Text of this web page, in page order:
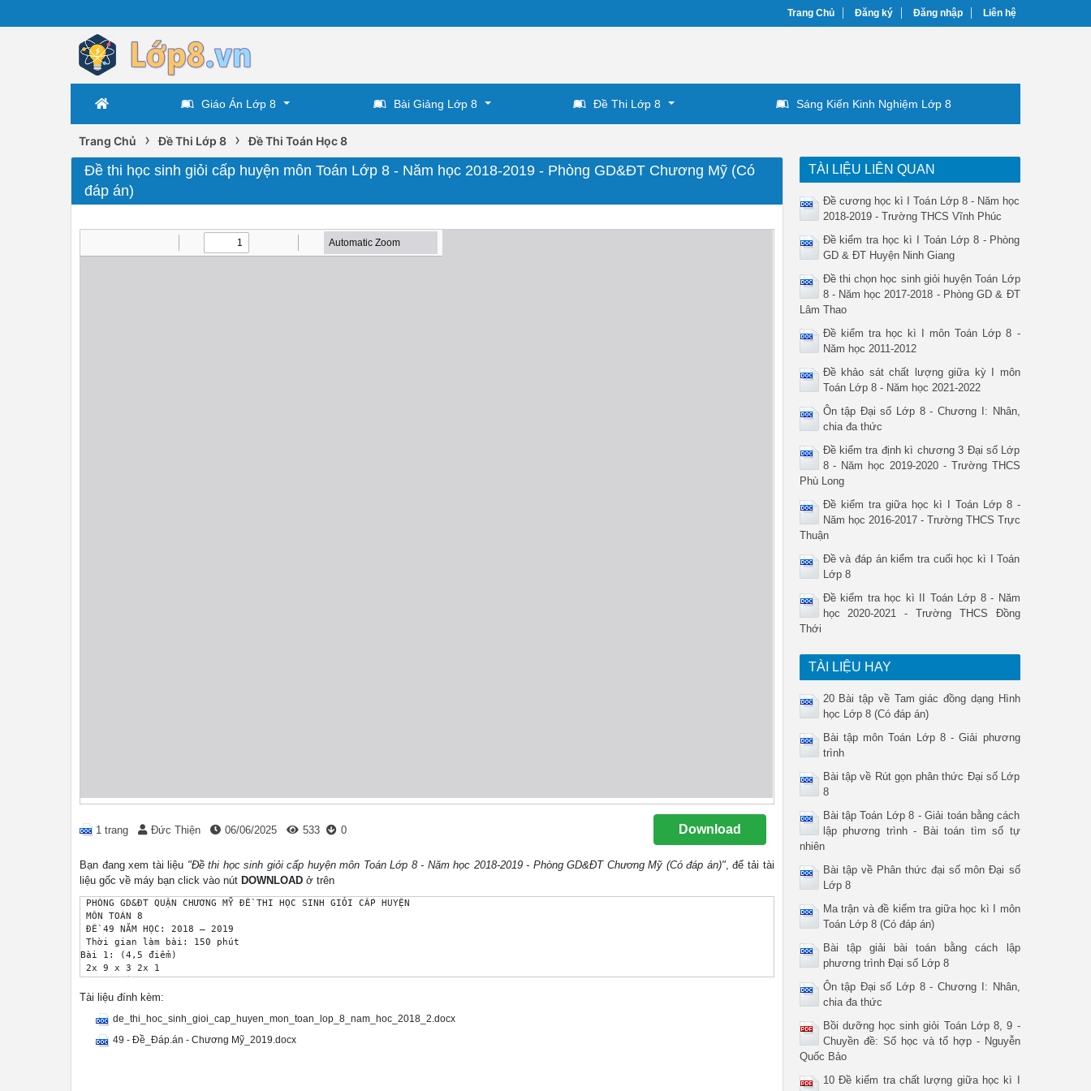
Trang Chủ Đăng ký Đăng nhập Liên hệ
Giáo Án Lớp 8 Bài Giảng Lớp 8 Đề Thi Lớp 8 Sáng Kiến Kinh Nghiệm Lớp 8
Trang Chủ › Đề Thi Lớp 8 › Đề Thi Toán Học 8
Đề thi học sinh giỏi cấp huyện môn Toán Lớp 8 - Năm học 2018-2019 - Phòng GD&ĐT Chương Mỹ (Có
đáp án)
1 trang Đức Thiện 06/06/2025 533 0 Download
Bạn đang xem tài liệu "Đề thi học sinh giỏi cấp huyện môn Toán Lớp 8 - Năm học 2018-2019 - Phòng GD&ĐT Chương Mỹ (Có đáp án)", để tải tài
liệu gốc về máy bạn click vào nút DOWNLOAD ở trên
PHÒNG GD&ĐT QUẬN CHƯƠNG MỸ ĐỀ THI HỌC SINH GIỎI CẤP HUYỆN
MÔN TOÁN 8
ĐỀ 49 NĂM HỌC: 2018 – 2019
Thời gian làm bài: 150 phút
Bài 1: (4,5 điểm)
2x 9 x 3 2x 1
Cho biểu thức: A (với x 2 và x 3)
x2 5x 6 x 2 3 x
b) Tính giá trị của biểu thức A khi 2x 1 3;
x2 x 1
c) Tìm các giá trị nguyên của x để P .A nhận giá trị nguyên;
Tài liệu đính kèm:
de_thi_hoc_sinh_gioi_cap_huyen_mon_toan_lop_8_nam_hoc_2018_2.docx
49 - Đề_Đáp.án - Chương Mỹ_2019.docx
TÀI LIỆU LIÊN QUAN
Đề cương học kì I Toán Lớp 8 - Năm học
2018-2019 - Trường THCS Vĩnh Phúc
Đề kiểm tra học kì I Toán Lớp 8 - Phòng
GD & ĐT Huyện Ninh Giang
Đề thi chọn học sinh giỏi huyện Toán Lớp
8 - Năm học 2017-2018 - Phòng GD & ĐT
Lâm Thao
Đề kiểm tra học kì I môn Toán Lớp 8 -
Năm học 2011-2012
Đề khảo sát chất lượng giữa kỳ I môn
Toán Lớp 8 - Năm học 2021-2022
Ôn tập Đại số Lớp 8 - Chương I: Nhân,
chia đa thức
Đề kiểm tra định kì chương 3 Đại số Lớp
8 - Năm học 2019-2020 - Trường THCS
Phù Long
Đề kiểm tra giữa học kì I Toán Lớp 8 -
Năm học 2016-2017 - Trường THCS Trực
Thuận
Đề và đáp án kiểm tra cuối học kì I Toán
Lớp 8
Đề kiểm tra học kì II Toán Lớp 8 - Năm
học 2020-2021 - Trường THCS Đồng
Thới
TÀI LIỆU HAY
20 Bài tập về Tam giác đồng dạng Hình
học Lớp 8 (Có đáp án)
Bài tập môn Toán Lớp 8 - Giải phương
trình
Bài tập về Rút gọn phân thức Đại số Lớp
8
Bài tập Toán Lớp 8 - Giải toán bằng cách
lập phương trình - Bài toán tìm số tự
nhiên
Bài tập về Phân thức đại số môn Đại số
Lớp 8
Ma trận và đề kiểm tra giữa học kì I môn
Toán Lớp 8 (Có đáp án)
Bài tập giải bài toán bằng cách lập
phương trình Đại số Lớp 8
Ôn tập Đại số Lớp 8 - Chương I: Nhân,
chia đa thức
Bồi dưỡng học sinh giỏi Toán Lớp 8, 9 -
Chuyền đề: Số học và tổ hợp - Nguyễn
Quốc Bảo
10 Đề kiểm tra chất lượng giữa học kì I